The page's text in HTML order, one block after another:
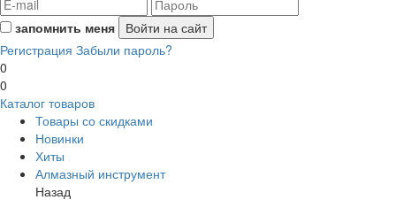
запомнить меня
Регистрация Забыли пароль?
0
0
Каталог товаров
Товары со скидками
Новинки
Хиты
Алмазный инструмент
Назад